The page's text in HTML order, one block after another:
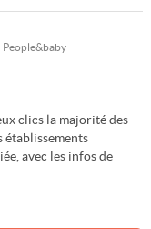
People&baby
clics la majorité des
établissements
avec les infos de